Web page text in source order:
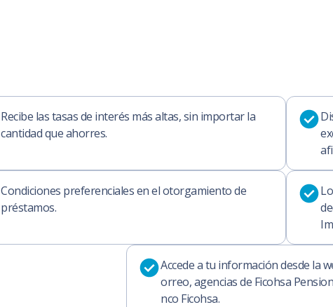
Recibe las tasas de interés más altas, sin importar la
cantidad que ahorres.
Condiciones preferenciales en el otorgamiento de
préstamos.
Accede a tu información desde la
orreo, agencias de Ficohsa
nco Ficohsa.